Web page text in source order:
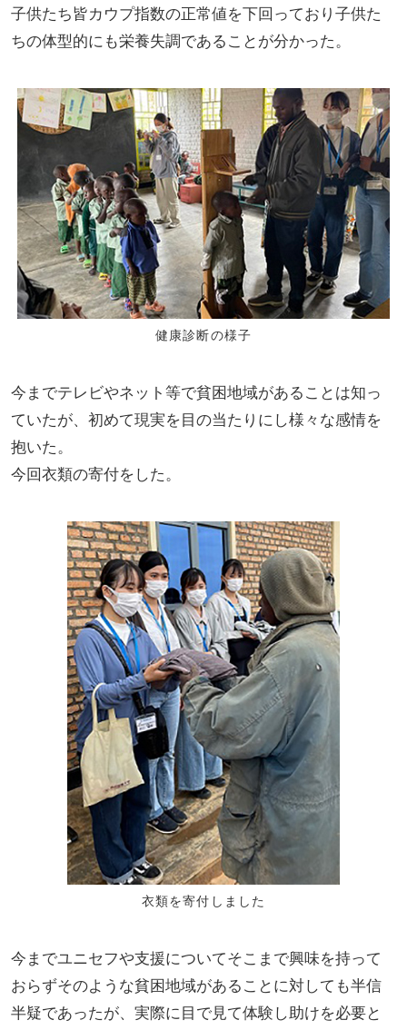
子供たち皆カウプ指数の正常値を下回っており子供た
ちの体型的にも栄養失調であることが分かった。
健康診断の様子
今までテレビやネット等で貧困地域があることは知っ
ていたが、初めて現実を目の当たりにし様々な感情を
抱いた。
今回衣類の寄付をした。
衣類を寄付しました
今までユニセフや支援についてそこまで興味を持って
おらずそのような貧困地域があることに対しても半信
半疑であったが、実際に目で見て体験し助けを必要と